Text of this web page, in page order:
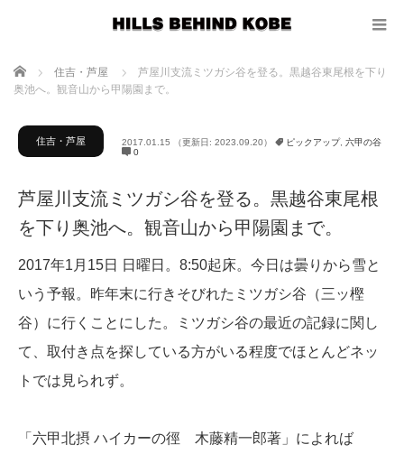
ホーム 住吉・芦屋
芦屋川支流ミツガシ谷を登る。黒越谷東尾根を下り
奥池へ。観音山から甲陽園まで。
住吉・芦屋 2017.01.15 （更新日: 2023.09.20） ピックアップ, 六甲の谷
0
芦屋川支流ミツガシ谷を登る。黒越谷東尾根
を下り奥池へ。観音山から甲陽園まで。
2017年1月15日 日曜日。8:50起床。今日は曇りから雪と
いう予報。昨年末に行きそびれたミツガシ谷（三ッ樫
谷）に行くことにした。ミツガシ谷の最近の記録に関し
て、取付き点を探している方がいる程度でほとんどネッ
トでは見られず。
「六甲北摂 ハイカーの徑 木藤精一郎著」によれば